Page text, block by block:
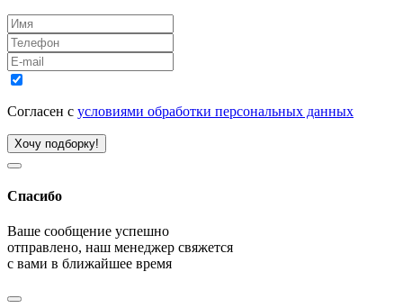
Согласен с условиями обработки персональных данных
Хочу подборку!
Спасибо
Ваше сообщение успешно
отправлено, наш менеджер свяжется
с вами в ближайшее время